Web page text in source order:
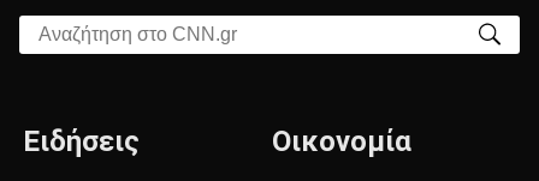
Αναζήτηση στο CNN.gr
Ειδήσεις Οικονομία